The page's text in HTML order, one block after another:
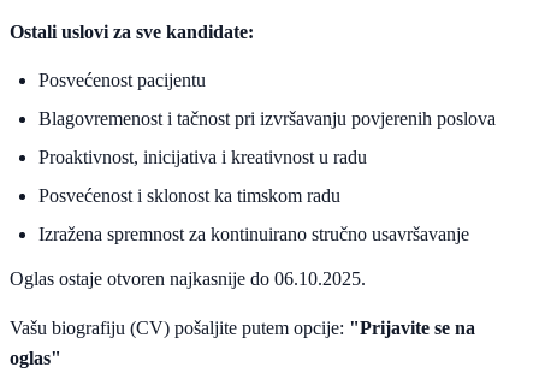
Ostali uslovi za sve kandidate:
Posvećenost pacijentu
Blagovremenost i tačnost pri izvršavanju povjerenih poslova
Proaktivnost, inicijativa i kreativnost u radu
Posvećenost i sklonost ka timskom radu
Izražena spremnost za kontinuirano stručno usavršavanje
Oglas ostaje otvoren najkasnije do 06.10.2025.
Vašu biografiju (CV) pošaljite putem opcije: "Prijavite se na
oglas"